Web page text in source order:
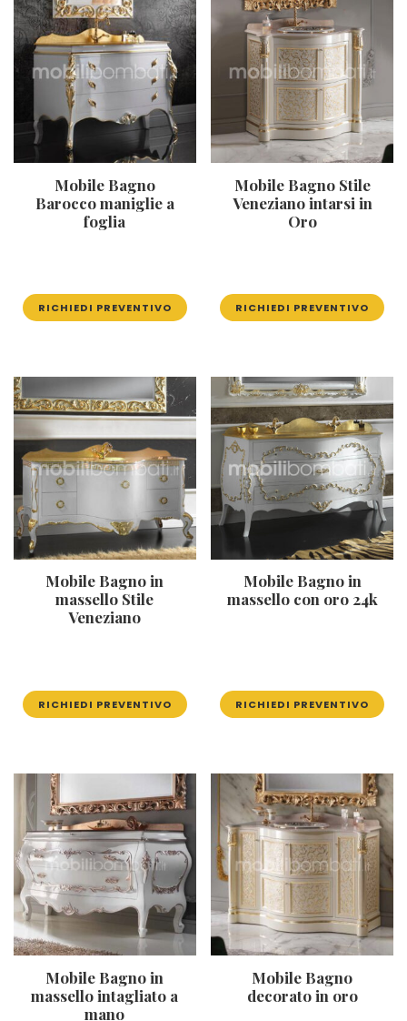
Mobile Bagno
Barocco maniglie a
foglia
RICHIEDI PREVENTIVO
Mobile Bagno Stile
Veneziano intarsi in
Oro
RICHIEDI PREVENTIVO
Mobile Bagno in
massello Stile
Veneziano
RICHIEDI PREVENTIVO
Mobile Bagno in
massello con oro 24k
RICHIEDI PREVENTIVO
Mobile Bagno in
massello intagliato a
mano
Mobile Bagno
decorato in oro